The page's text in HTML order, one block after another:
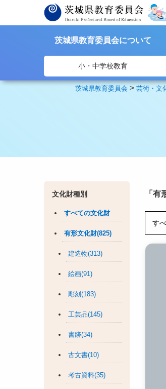
茨城県教育委員会について
小・中学校教育
茨城県教育委員会 >芸術・文
文化財種別
すべての文化財
有形文化財(825)
建造物(313)
絵画(91)
彫刻(183)
工芸品(145)
書跡(34)
古文書(10)
考古資料(35)
「有
す